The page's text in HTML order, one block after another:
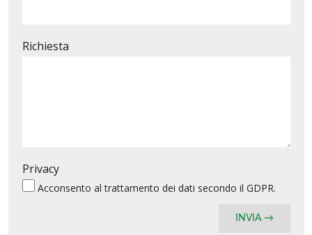
Richiesta
Privacy
Acconsento altrattamento dei dati secondo il GDPR.